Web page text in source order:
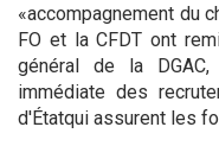
«accompagnement du
FO et la CFDT ont
général de la
immédiate des
d'Étatqui assurent les